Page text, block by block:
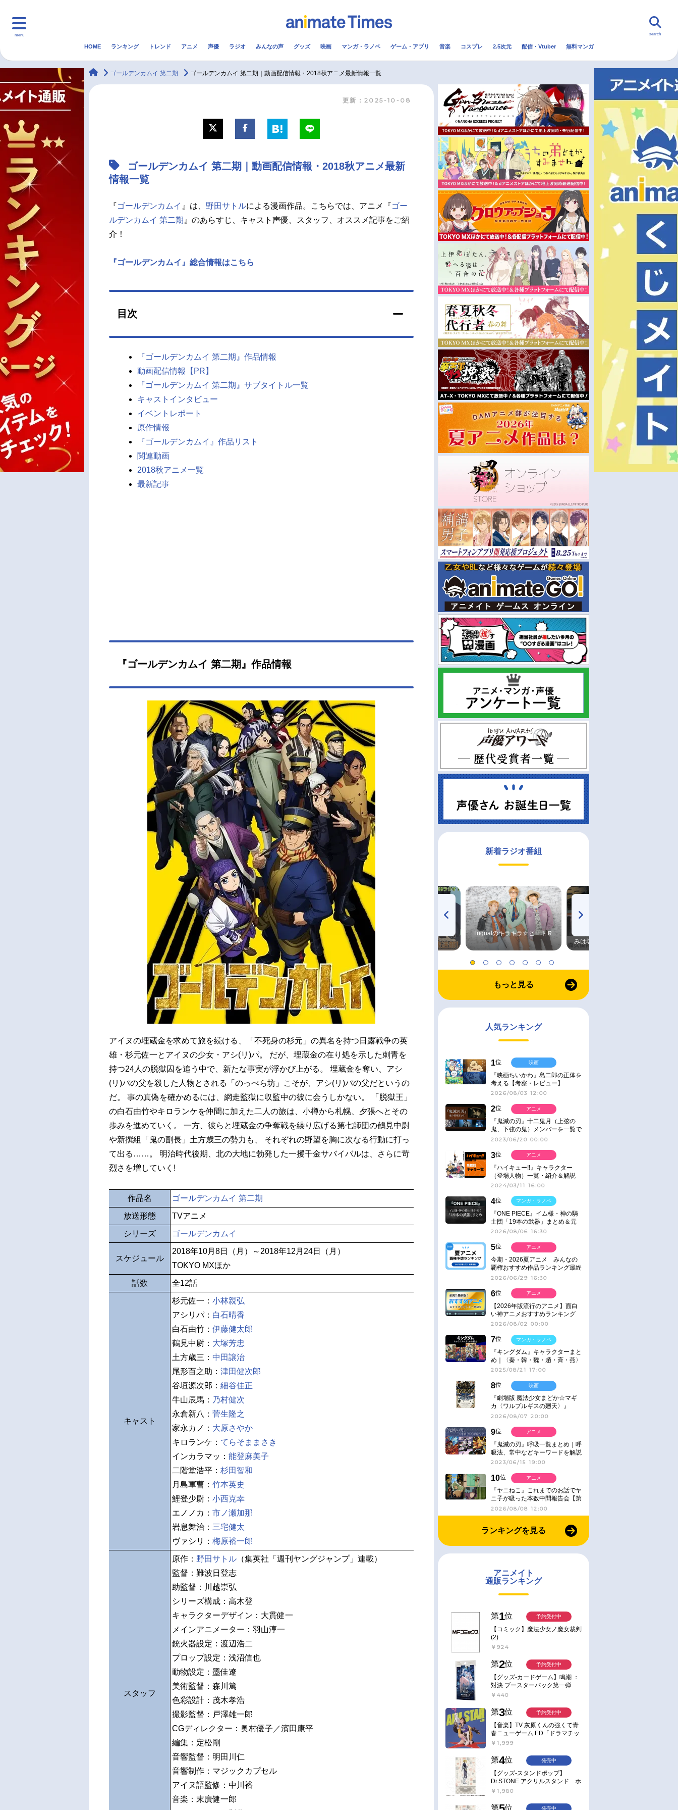
menu
マンガ・ラノベ 2.5次元 配信・Vtuber トレンド 無料マンガ
声優記事一覧
アニメ映画一覧
男性声優/女性声優一覧
今期アニメ曜日別一覧
夏アニメ
秋アニメ
冬アニメ
search
HOME ランキング トレンド アニメ 声優 ラジオ みんなの声 グッズ 映画 マンガ・ラノベ ゲーム・アプリ 音楽 コスプレ 2.5次元 配信・Vtuber 無料マンガ
animateTimes
ゴールデンカムイ 第二期 ゴールデンカムイ 第二期｜動画配信情報・2018秋アニメ最新情報一覧
更新：2025-10-08
ゴールデンカムイ 第二期｜動画配信情報・2018秋アニメ最新
情報一覧
『ゴールデンカムイ 』は、 野田サトルによる漫画作品。こちらでは、アニメ『ゴー
ルデンカムイ 第二期 』のあらすじ、キャスト声優、スタッフ、オススメ記事をご紹
介！
『ゴールデンカムイ』総合情報はこちら
目次
『ゴールデンカムイ 第二期』作品情報
動画配信情報【PR】
『ゴールデンカムイ 第二期』サブタイトル一覧
キャストインタビュー
イベントレポート
原作情報
『ゴールデンカムイ』作品リスト
関連動画
2018秋アニメ一覧
最新記事
『ゴールデンカムイ 第二期』作品情報
アイヌの埋蔵金を求めて旅を続ける、「不死身の杉元」の異名を持つ日露戦争の英
雄・杉元佐一とアイヌの少女・アシ(リ)パ。 だが、埋蔵金の在り処を示した刺青を
持つ24人の脱獄囚を追う中で、新たな事実が浮かび上がる。 埋蔵金を奪い、アシ
(リ)パの父を殺した人物とされる「のっぺら坊」こそが、アシ(リ)パの父だというの
だ。 事の真偽を確かめるには、網走監獄に収監中の彼に会うしかない。 「脱獄王」
の白石由竹やキロランケを仲間に加えた二人の旅は、小樽から札幌、夕張へとその
歩みを進めていく。 一方、彼らと埋蔵金の争奪戦を繰り広げる第七師団の鶴見中尉
や新撰組「鬼の副長」土方歳三の勢力も、 それぞれの野望を胸に次なる行動に打っ
て出る……。 明治時代後期、北の大地に勃発した一攫千金サバイバルは、さらに苛
烈さを増していく!
作品名 ゴールデンカムイ 第二期
放送形態 TVアニメ
シリーズ ゴールデンカムイ
スケジュール
2018年10月8日（月）～2018年12月24日（月）
TOKYO MXほか
話数 全12話
キャスト
杉元佐一： 小林親弘
アシリパ： 白石晴香
白石由竹： 伊藤健太郎
鶴見中尉： 大塚芳忠
土方歳三： 中田譲治
尾形百之助： 津田健次郎
谷垣源次郎： 細谷佳正
牛山辰馬： 乃村健次
永倉新八： 菅生隆之
家永カノ： 大原さやか
キロランケ： てらそままさき
インカラマッ： 能登麻美子
二階堂浩平： 杉田智和
月島軍曹： 竹本英史
鯉登少尉： 小西克幸
エノノカ： 市ノ瀬加那
岩息舞治： 三宅健太
ヴァシリ： 梅原裕一郎
スタッフ
原作： 野田サトル （集英社「週刊ヤングジャンプ」連載）
監督：難波日登志
助監督：川越崇弘
シリーズ構成：高木登
キャラクターデザイン：大貫健一
メインアニメーター：羽山淳一
銃火器設定：渡辺浩二
プロップ設定：浅沼信也
動物設定：墨佳遼
美術監督：森川篤
色彩設計：茂木孝浩
撮影監督：戸澤雄一郎
CGディレクター：奥村優子／濱田康平
編集：定松剛
音響監督：明田川仁
音響制作：マジックカプセル
アイヌ語監修：中川裕
音楽：末廣健一郎
新着ラジオ番組
TVアニメ『戦隊大失格』
radio 大直会 2nd season
ハイキュー!! 烏野高校放送部! Trignalのキラキラ☆ビートＲ
みは塩だけ
もっと見る
人気ランキング
1位
『映画ちいかわ』島二郎の正体を
考える【考察・レビュー】
2026/08/03 12:00
映画
2位
『鬼滅の刃』十二鬼月（上弦の
鬼、下弦の鬼）メンバーを一覧で
紹介＆解説（登場鬼の情報まと
2023/06/20 00:00
アニメ
3位
『ハイキュー!!』キャラクター
（登場人物）一覧・紹介＆解説
2024/03/11 16:00
アニメ
4位
『ONE PIECE』イム様・神の騎
士団「19本の武器」まとめ＆元
ネタ
2026/08/06 16:30
マンガ・ラノベ
5位
今期・2026夏アニメ みんなの
覇権おすすめ作品ランキング最終
結果発表！
2026/06/29 16:30
アニメ
6位
【2026年版流行のアニメ】面白
い神アニメおすすめランキング
【名作・話題作】｜ジャンル別人
2026/08/02 00:00
アニメ
7位
『キングダム』キャラクターまと
め｜〈秦・韓・魏・趙・斉・燕〉
2025/08/21 17:00
マンガ・ラノベ
8位
『劇場版 魔法少女まどか☆マギ
カ〈ワルプルギスの廻天〉』
IMAX同時公開決定
2026/08/07 20:00
映画
9位
『鬼滅の刃』呼吸一覧まとめ｜呼
吸法、常中などキーワードを解説
2023/06/15 19:00
アニメ
10位
『ヤニねこ』これまでのお話でヤ
ニ子が吸った本数中間報告会【第
6話レビュー】
2026/08/08 12:00
アニメ
ランキングを見る
アニメイト
通販ランキング
第1位
【コミック】魔法少女ノ魔女裁判
(2)
￥924
予約受付中
第2位
【グッズ-カードゲーム】鳴潮 ：
対決 ブースターパック第一弾
【ポイント2倍】
￥440
予約受付中
第3位
【音楽】TV 灰原くんの強くて青
春ニューゲーム ED「ドラマチッ
ク逃避行」収録シングル AIM
￥1,999
予約受付中
第4位
【グッズ-スタンドポップ】
Dr.STONE アクリルスタンド ホ
ワイマンといっしょver. スタン
￥1,980
発売中
第 位 発売中